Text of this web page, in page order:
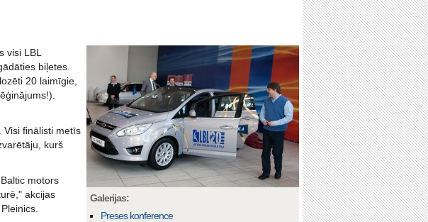
Galerijas:
Preses konference
visi LBL
biļetes.
20 laimīgie,
Visi finālisti metīs
kurš
motors
akcijas